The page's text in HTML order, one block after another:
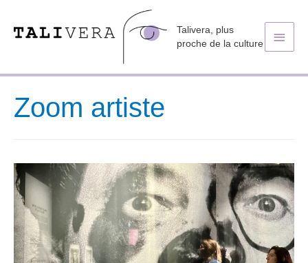
Talivera, plus
proche de la culture
Menu
Zoom artiste